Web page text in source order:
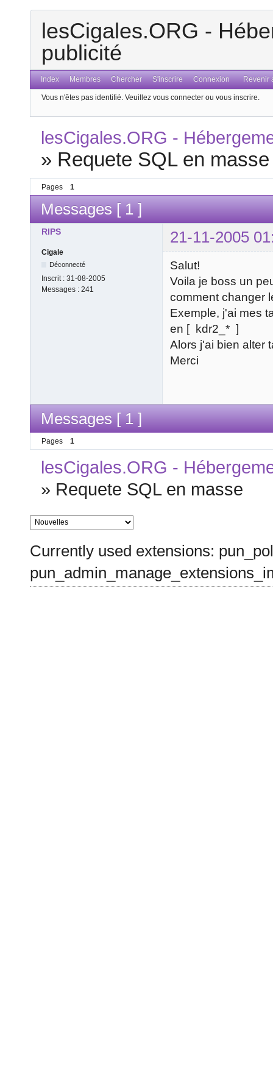
lesCigales.ORG -
publicité
Index Membres Chercher S'inscrire Connexion Revenir
Vous n'êtes pas identifié. Veuillez vous connecter ou vous inscrire.
lesCigales.ORG -
» Requete SQL en masse
Pages 1
Messages [ 1 ]
RIPS 21-11-2005
Cigale
Déconnecté
Inscrit : 31-08-2005
Messages : 241
Salut!
Voila je boss un
comment changer
Exemple, j'ai mes
en [ kdr2_* ]
Alors j'ai bien alter
Merci
Messages [ 1 ]
Pages 1
lesCigales.ORG -
» Requete SQL en masse
Currently used extensions: